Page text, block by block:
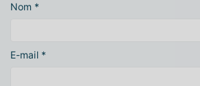
Nom *
E-mail *